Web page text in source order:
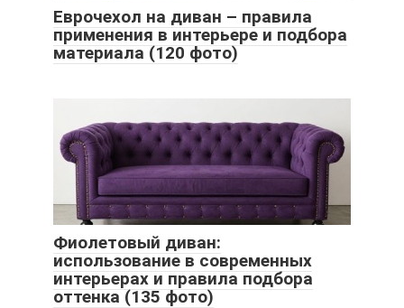
Еврочехол на диван – правила
применения в интерьере и подбора
материала (120 фото)
Фиолетовый диван:
использование в современных
интерьерах и правила подбора
оттенка (135 фото)